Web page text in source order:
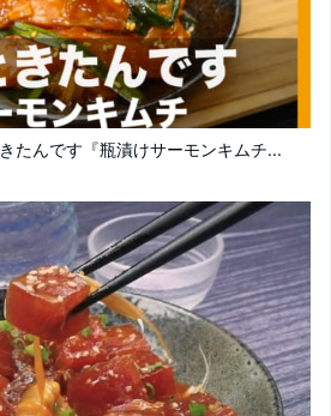
たんです『瓶漬けサーモンキムチ...